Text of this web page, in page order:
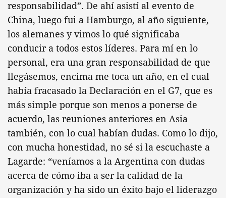
responsabilidad”. De ahí asistí al evento de
China, luego fui a Hamburgo, al año siguiente,
los alemanes y vimos lo qué significaba
conducir a todos estos líderes. Para mí en lo
personal, era una gran responsabilidad de que
llegásemos, encima me toca un año, en el cual
había fracasado la Declaración en el G7, que es
más simple porque son menos a ponerse de
acuerdo, las reuniones anteriores en Asia
también, con lo cual habían dudas. Como lo dijo,
con mucha honestidad, no sé si la escuchaste a
Lagarde: “veníamos a la Argentina con dudas
acerca de cómo iba a ser la calidad de la
organización y ha sido un éxito bajo el liderazgo